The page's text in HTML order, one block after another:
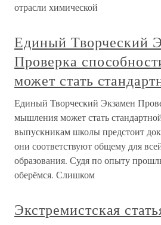
отрасли химической
Единый Творческий
Проверка
может стать
Единый Творческий Экзамен
мышления может стать
выпускникам школы предстоит
они соответствуют общему для
образования. Судя по опыту
оберёмся. Слишком
Экстремистская